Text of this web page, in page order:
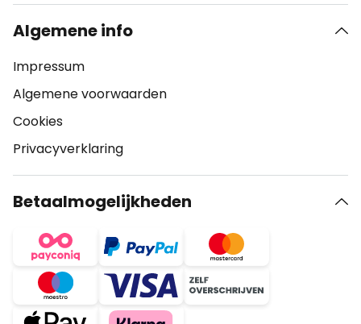
Algemene info
Impressum
Algemene voorwaarden
Cookies
Privacyverklaring
Betaalmogelijkheden